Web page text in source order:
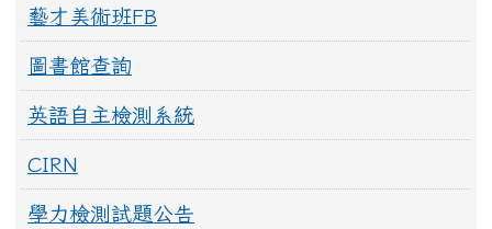
藝才美術班FB
圖書館查詢
英語自主檢測系統
CIRN
學力檢測試題公告